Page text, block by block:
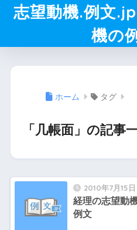
志望動機.例文
機の
ホーム タグ
「几帳面」の記事
2010年7月15日
経理の志望動
例文